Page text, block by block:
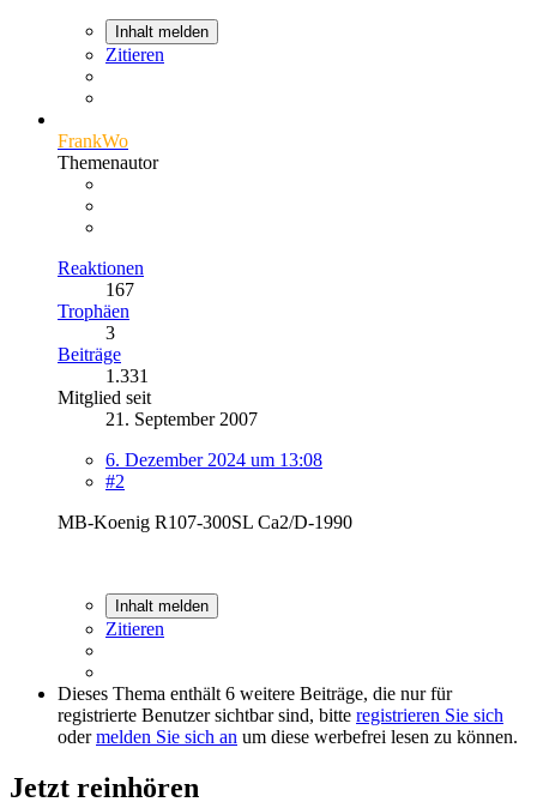
Inhalt melden
Zitieren
FrankWo
Themenautor
Reaktionen
167
Trophäen
3
Beiträge
1.331
Mitglied seit
21. September 2007
6. Dezember 2024 um 13:08
#2
MB-Koenig R107-300SL Ca2/D-1990
Inhalt melden
Zitieren
Dieses Thema enthält 6 weitere Beiträge, die nur für
registrierte Benutzer sichtbar sind, bitte registrieren Sie sich
odermelden Sie sich an um diese werbefrei lesen zu können.
Jetzt reinhören